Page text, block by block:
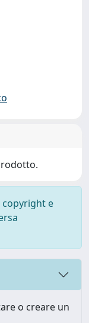
copyright e
o creare un